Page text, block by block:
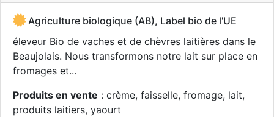
Agriculture biologique (AB), Label bio de l'UE
éleveur Bio de vaches et de chèvres laitières dans le
Beaujolais. Nous transformons notre lait sur place en
fromages et...
Produits en vente : crème, faisselle, fromage, lait,
produits laitiers, yaourt